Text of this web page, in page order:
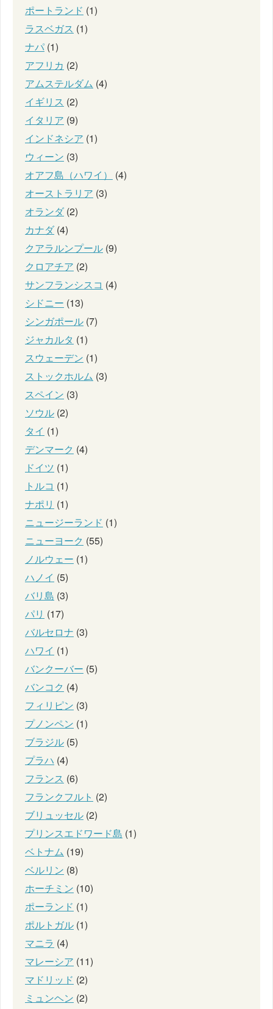
ポートランド (1)
ラスベガス (1)
ナパ (1)
アフリカ (2)
アムステルダム (4)
イギリス (2)
イタリア (9)
インドネシア (1)
ウィーン (3)
オアフ島（ハワイ）
(4)
オーストラリア (3)
オランダ(2)
カナダ(4)
クアラルンプール (9)
クロアチア (2)
サンフランシスコ (4)
シドニー (13)
シンガポール (7)
ジャカルタ (1)
スウェーデン (1)
ストックホルム (3)
スペイン (3)
ソウル (2)
タイ (1)
デンマーク (4)
ドイツ (1)
トルコ (1)
ナポリ (1)
ニュージーランド (1)
ニューヨーク (55)
ノルウェー (1)
ハノイ (5)
バリ島 (3)
パリ (17)
バルセロナ (3)
ハワイ (1)
バンクーバー (5)
バンコク (4)
フィリピン (3)
プノンペン (1)
ブラジル (5)
プラハ (4)
フランス (6)
フランクフルト (2)
ブリュッセル (2)
プリンスエドワード島 (1)
ベトナム (19)
ベルリン (8)
ホーチミン (10)
ポーランド (1)
ポルトガル (1)
マニラ (4)
マレーシア (11)
マドリッド (2)
ミュンヘン (2)